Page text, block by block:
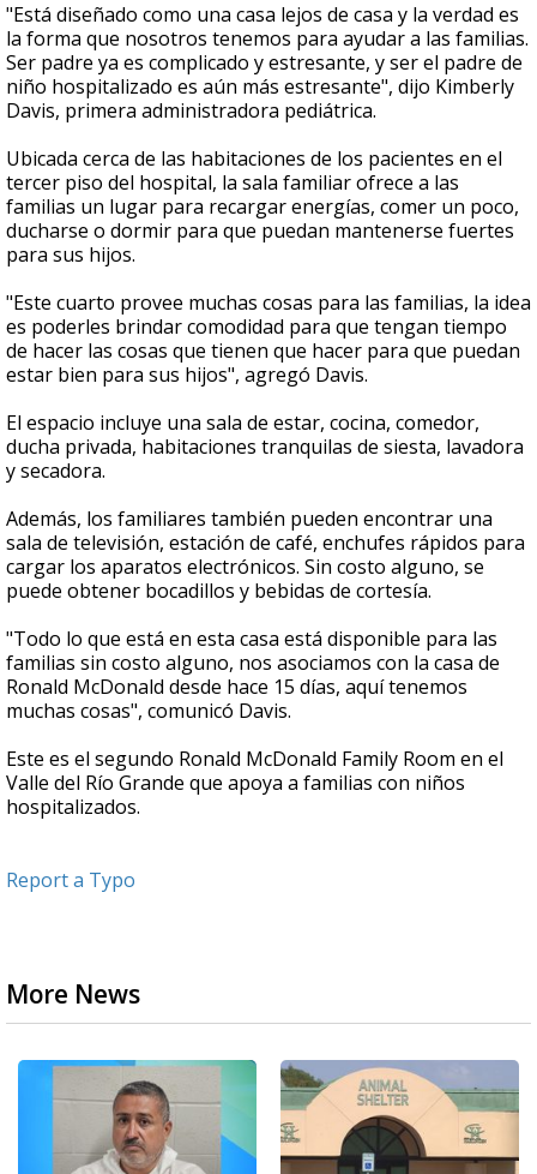
"Está diseñado como una casa lejos de casa y la verdad es
la forma que nosotros tenemos para ayudar a las familias.
Ser padre ya es complicado y estresante, y ser el padre de
niño hospitalizado es aún más estresante", dijo Kimberly
Davis, primera administradora pediátrica.
Ubicada cerca de las habitaciones de los pacientes en el
tercer piso del hospital, la sala familiar ofrece a las
familias un lugar para recargar energías, comer un poco,
ducharse o dormir para que puedan mantenerse fuertes
para sus hijos.
"Este cuarto provee muchas cosas para las familias, la idea
es poderles brindar comodidad para que tengan tiempo
de hacer las cosas que tienen que hacer para que puedan
estar bien para sus hijos", agregó Davis.
El espacio incluye una sala de estar, cocina, comedor,
ducha privada, habitaciones tranquilas de siesta, lavadora
y secadora.
Además, los familiares también pueden encontrar una
sala de televisión, estación de café, enchufes rápidos para
cargar los aparatos electrónicos. Sin costo alguno, se
puede obtener bocadillos y bebidas de cortesía.
"Todo lo que está en esta casa está disponible para las
familias sin costo alguno, nos asociamos con la casa de
Ronald McDonald desde hace 15 días, aquí tenemos
muchas cosas", comunicó Davis.
Este es el segundo Ronald McDonald Family Room en el
Valle del Río Grande que apoya a familias con niños
hospitalizados.
Report a Typo
More News